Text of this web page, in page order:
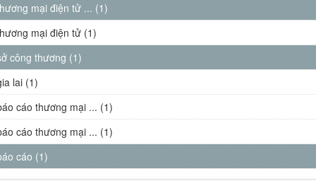
mại điện tử ... (1)
mại điện tử (1)
công thương (1)
lai (1)
cáo thương mại ... (1)
cáo thương mại ... (1)
cáo (1)